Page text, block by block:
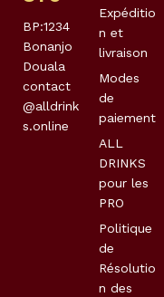
BP:1234
Bonanjo
Douala
contact
@alldrink
s.online
Expéditio
n et
livraison
Modes
de
paiement
ALL
DRINKS
pour les
PRO
Politique
de
Résolutio
n des